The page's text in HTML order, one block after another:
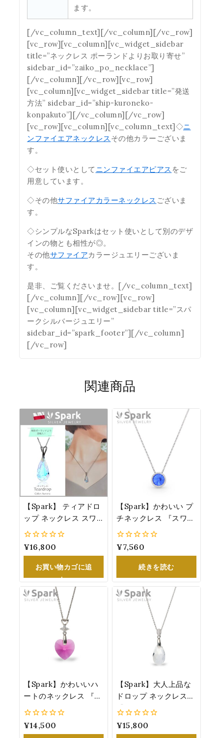
ます。
[/vc_column_text][/vc_column][/vc_row]
[vc_row][vc_column][vc_widget_sidebar
title=”ネックレス ポーランドよりお取り寄せ”
sidebar_id=”zaiko_po_necklace”]
[/vc_column][/vc_row][vc_row]
[vc_column][vc_widget_sidebar title=”発送
方法” sidebar_id=”ship-kuroneko-
konpakuto”][/vc_column][/vc_row]
[vc_row][vc_column][vc_column_text]◇ニ
ンファイエアネックレス その他カラーございま
す。
◇セット使いとして ニンファイエアピアス をご
用意しています。
◇その他サファイアカラーネックレス ございま
す。
◇シンプルなSparkはセット使いとして別のデザ
インの物とも相性が◎。
その他サファイアカラージュエリーございま
す。
是非、ご覧くださいませ。[/vc_column_text]
[/vc_column][/vc_row][vc_row]
[vc_column][vc_widget_sidebar title=”スパ
ークシルバージュエリー”
sidebar_id=”spark_footer”][/vc_column]
[/vc_row]
関連商品
【Spark】 ティアドロ
ップ ネックレス スワ
ロフスキー®・クリス
オーロラ 誕生日 プレ
ゼント 女性
N610024AB
0
5
¥16,800
お買い物カゴに追
加
【Spark】かわいい プ
チネックレス 『スワロ
フスキー®・クリスタ
ー：サファイア
NR1122SS29S
0
5
¥7,560
続きを読む
【Spark】かわいいハ
ートのネックレス 『ス
ワロフスキー®・クリ
ゼントにオススメ ロー
0
5
¥14,500
【Spark】大人上品な
ドロップ ネックレス
『スワロフスキー®・
ふれる煌めき クリスタ
0
5
¥15,800